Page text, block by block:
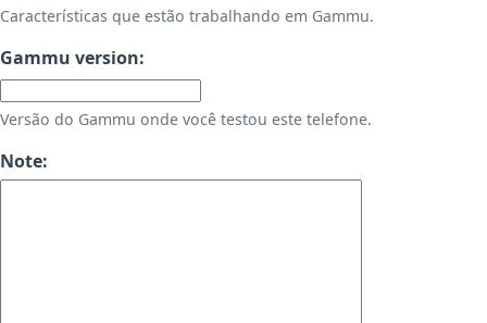
Características que estão trabalhando em Gammu.
Gammu version:
Versão do Gammu onde você testou este telefone.
Note: